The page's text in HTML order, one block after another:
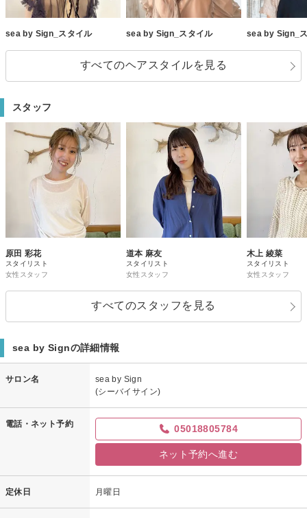
sea by Sign_スタイル sea by Sign_スタイル sea by Sign_
すべてのヘアスタイルを見る
スタッフ
原田 彩花
スタイリスト
女性スタッフ
道本 麻友
スタイリスト
女性スタッフ
木上 綾菜
スタイリスト
女性スタッフ
すべてのスタッフを見る
sea by Signの詳細情報
サロン名
sea by Sign
(シーバイサイン)
電話・ネット予約 05018805784
ネット予約へ進む
定休日 月曜日